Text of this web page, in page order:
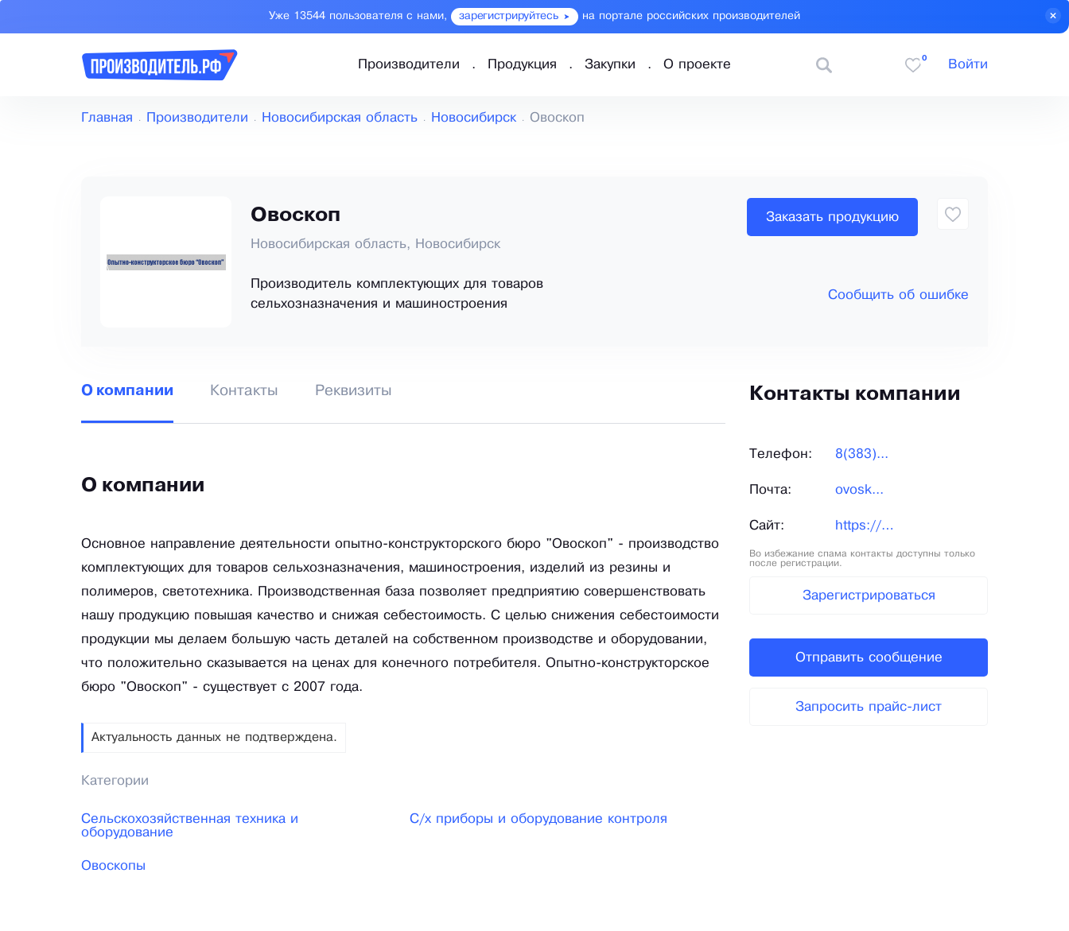
Уже 13544 пользователя с нами, зарегистрируйтесь на портале российских производителей
Производители Продукция Закупки О проекте
0
Войти
Главная Производители Новосибирская область Новосибирск Овоскоп
Овоскоп
Новосибирская область, Новосибирск
Производитель комплектующих для товаров
сельхозназначения и машиностроения
Заказать продукцию
Сообщить об ошибке
О компании Контакты Реквизиты
О компании
Основное направление деятельности опытно-конструкторского бюро "Овоскоп" - производство
комплектующих для товаров сельхозназначения, машиностроения, изделий из резины и
полимеров, светотехника. Производственная база позволяет предприятию совершенствовать
нашу продукцию повышая качество и снижая себестоимость. С целью снижения себестоимости
продукции мы делаем большую часть деталей на собственном производстве и оборудовании,
что положительно сказывается на ценах для конечного потребителя. Опытно-конструкторское
бюро "Овоскоп" - существует с 2007 года.
Актуальность данных не подтверждена.
Категории
Сельскохозяйственная техника и
оборудование
С/х приборы и оборудование контроля
Овоскопы
Контакты компании
Телефон: 8(383)...
Почта: ovosk...
Сайт: https://ovoskop.ru/
Во избежание спама контакты доступны только
после регистрации.
Зарегистрироваться
Отправить сообщение
Запросить прайс-лист